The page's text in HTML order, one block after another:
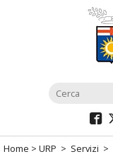
navigazione
Home > URP > Servizi >